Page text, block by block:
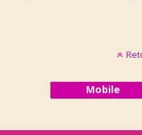
Mobile